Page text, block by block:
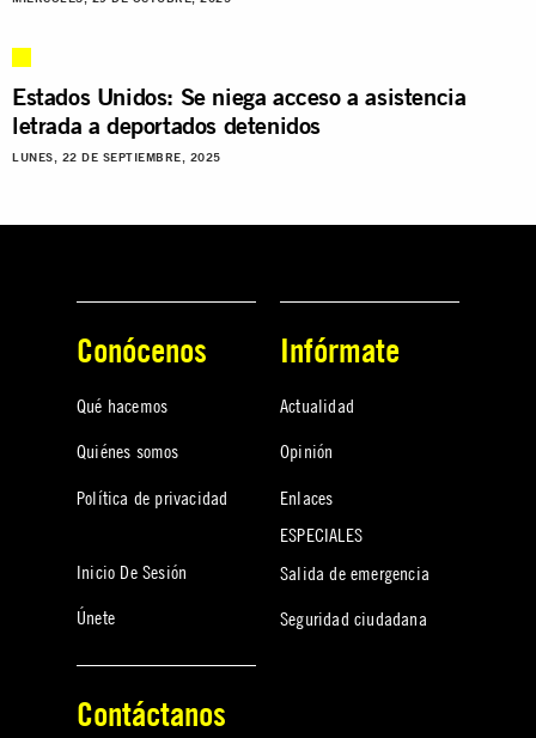
Estados Unidos: Se niega acceso a asistencia
letrada a deportados detenidos
LUNES, 22 DE SEPTIEMBRE, 2025
Conócenos
Qué hacemos
Quiénes somos
Política de privacidad
Inicio De Sesión
Únete
Infórmate
Actualidad
Opinión
Enlaces
ESPECIALES
Salida de emergencia
Seguridad ciudadana
Contáctanos